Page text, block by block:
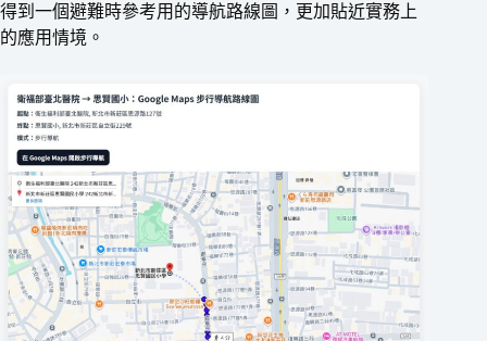
得到一個避難時參考用的導航路線圖，更加貼近實務上
的應用情境。